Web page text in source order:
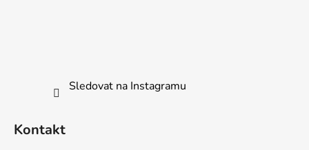
Sledovat na Instagramu
Kontakt